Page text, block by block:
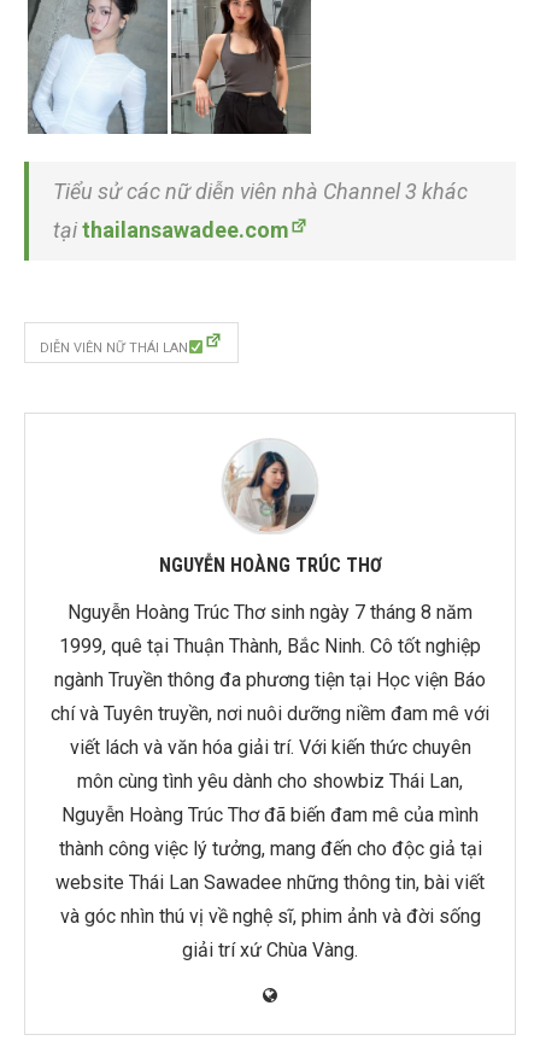
Tiểu sử các nữ diễn viên nhà Channel 3 khác
tạithailansawadee.com
DIỄN VIÊN NỮ THÁI LAN
NGUYỄN HOÀNG TRÚC THƠ
Nguyễn Hoàng Trúc Thơ sinh ngày 7 tháng 8 năm
1999, quê tại Thuận Thành, Bắc Ninh. Cô tốt nghiệp
ngành Truyền thông đa phương tiện tại Học viện Báo
chí và Tuyên truyền, nơi nuôi dưỡng niềm đam mê với
viết lách và văn hóa giải trí. Với kiến thức chuyên
môn cùng tình yêu dành cho showbiz Thái Lan,
Nguyễn Hoàng Trúc Thơ đã biến đam mê của mình
thành công việc lý tưởng, mang đến cho độc giả tại
website Thái Lan Sawadee những thông tin, bài viết
và góc nhìn thú vị về nghệ sĩ, phim ảnh và đời sống
giải trí xứ Chùa Vàng.